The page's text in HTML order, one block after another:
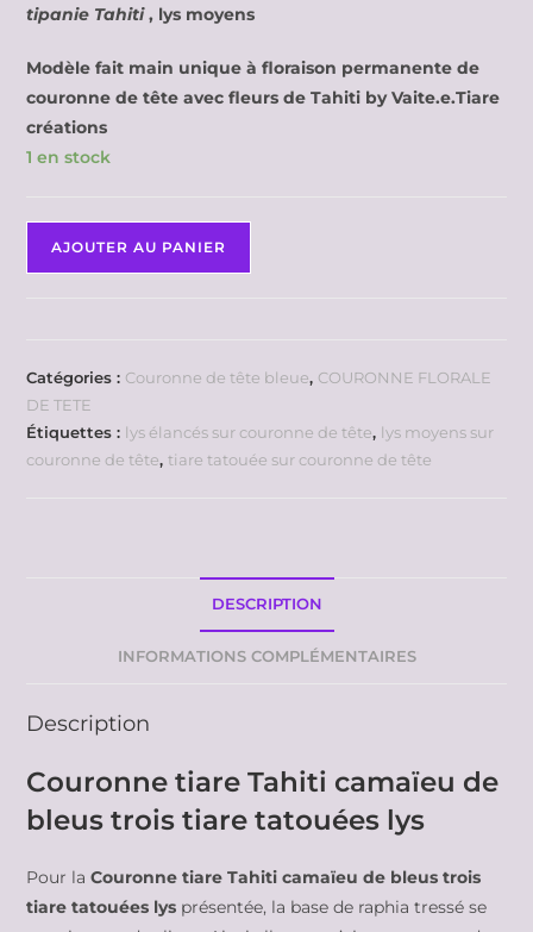
tipanie Tahiti, lys moyens
Modèle fait main unique à floraison permanente de
couronne de tête avec fleurs de Tahiti by Vaite.e.Tiare
créations
1 en stock
AJOUTER AU PANIER
Catégories : Couronne de tête bleue, COURONNE FLORALE
DE TETE
Étiquettes : lys élancés sur couronne de tête, lys moyens sur
couronne de tête,tiare tatouée sur couronne de tête
DESCRIPTION
INFORMATIONS COMPLÉMENTAIRES
Description
Couronne tiare Tahiti camaïeu de
bleus trois tiare tatouées lys
Pour la Couronne tiare Tahiti camaïeu de bleus trois
tiare tatouées lys présentée, la base de raphia tressé se